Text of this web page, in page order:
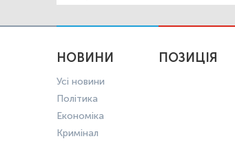
НОВИНИ
Усі новини
Політика
Економіка
Кримінал
ПОЗИЦІЯ